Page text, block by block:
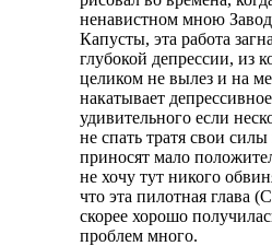
ненавистном мною
Капусты, эта работа
глубокой депрессии, из
целиком не вылез и на
накатывает
удивительного если
не спать тратя свои
приносят мало
не хочу тут никого
что эта пилотная глава
скорее хорошо
проблем много.